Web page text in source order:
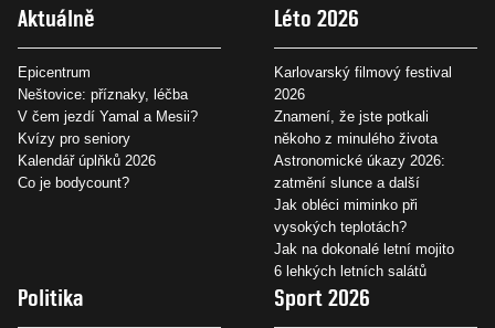
Aktuálně
Epicentrum
Neštovice: příznaky, léčba
V čem jezdí Yamal a Mesii?
Kvízy pro seniory
Kalendář úplňků 2026
Co je bodycount?
Léto 2026
Karlovarský filmový festival
2026
Znamení, že jste potkali
někoho z minulého života
Astronomické úkazy 2026:
zatmění slunce a další
Jak obléci miminko při
vysokých teplotách?
Jak na dokonalé letní mojito
6 lehkých letních salátů
Politika Sport 2026